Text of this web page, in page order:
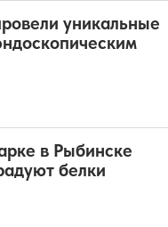
уникальные
в Рыбинске
белки